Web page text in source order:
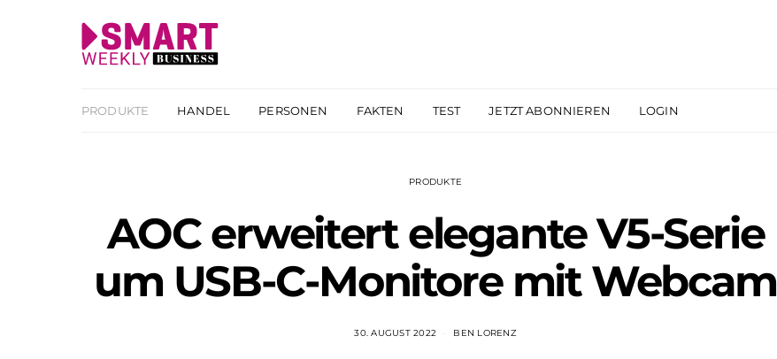
PRODUKTE HANDEL PERSONEN FAKTEN TEST JETZT ABONNIEREN LOGIN
PRODUKTE
AOC erweitert elegante V5-Serie
um USB-C-Monitore mit Webcam
30. AUGUST 2022 BEN LORENZ